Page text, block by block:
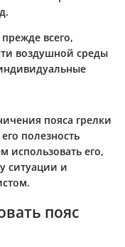
всего,
воздушной среды
пояса грелки
полезность
использовать его,
ситуации и
пояс